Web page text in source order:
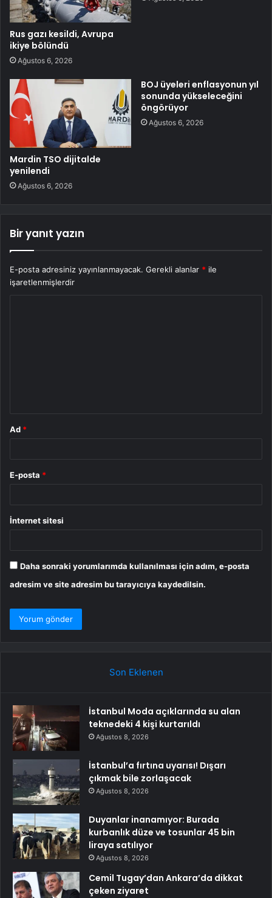
Rus gazı kesildi, Avrupa
ikiye bölündü
Ağustos 6, 2026
Mardin TSO dijitalde
yenilendi
Ağustos 6, 2026
BOJ üyeleri enflasyonun yıl
sonunda yükseleceğini
öngörüyor
Ağustos 6, 2026
Bir yanıt yazın
E-posta adresiniz yayınlanmayacak. Gerekli alanlar * ile
işaretlenmişlerdir
Ad *
E-posta *
İnternet sitesi
Daha sonraki yorumlarımda kullanılması için adım, e-posta
adresim ve site adresim bu tarayıcıya kaydedilsin.
Son Eklenen
İstanbul Moda açıklarında su alan
teknedeki 4 kişi kurtarıldı
Ağustos 8, 2026
İstanbul’a fırtına uyarısı! Dışarı
çıkmak bile zorlaşacak
Ağustos 8, 2026
Duyanlar inanamıyor: Burada
kurbanlık düze ve tosunlar 45 bin
liraya satılıyor
Ağustos 8, 2026
Cemil Tugay’dan Ankara’da dikkat
çeken ziyaret